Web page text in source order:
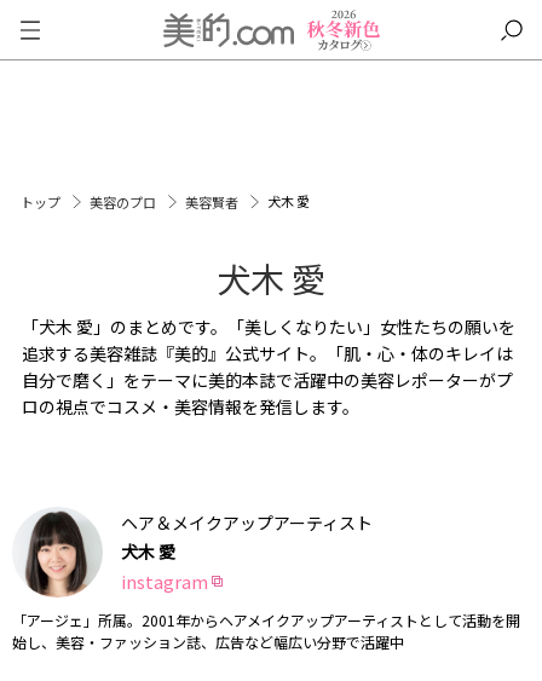
トップ 美容のプロ 美容賢者 犬木 愛
犬木 愛
「犬木 愛」のまとめです。「美しくなりたい」女性たちの願いを
追求する美容雑誌『美的』公式サイト。「肌・心・体のキレイは
自分で磨く」をテーマに美的本誌で活躍中の美容レポーターがプ
ロの視点でコスメ・美容情報を発信します。
ヘア＆メイクアップアーティスト
犬木 愛
instagram
「アージェ」所属。2001年からヘアメイクアップアーティストとして活動を開
始し、美容・ファッション誌、広告など幅広い分野で活躍中